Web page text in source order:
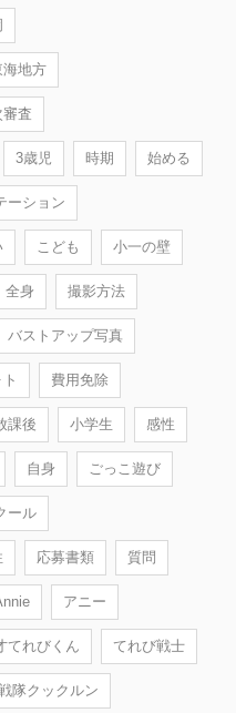
海地方
審査
3歳児 時期 始める
ーション
こども 小一の壁
全身 撮影方法
バストアップ写真
費用免除
課後 小学生 感性
自身 ごっこ遊び
ール
応募書類 質問
アニー
てれびくん てれび戦士
隊クックルン